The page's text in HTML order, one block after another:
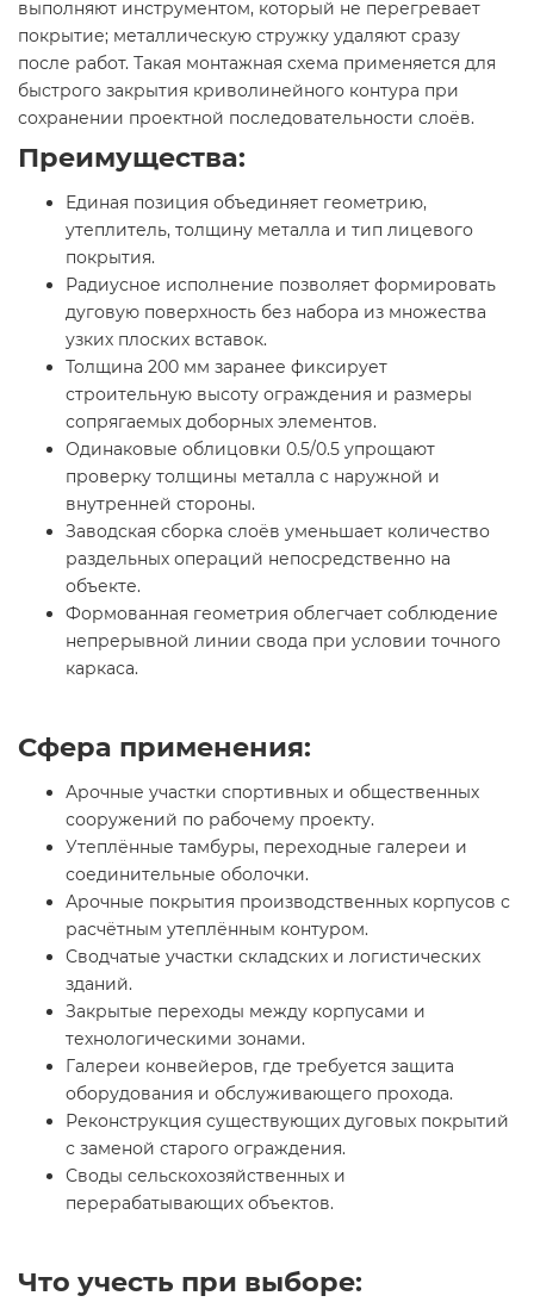
выполняют инструментом, который не перегревает
покрытие; металлическую стружку удаляют сразу
после работ. Такая монтажная схема применяется для
быстрого закрытия криволинейного контура при
сохранении проектной последовательности слоёв.
Преимущества:
Единая позиция объединяет геометрию,
утеплитель, толщину металла и тип лицевого
покрытия.
Радиусное исполнение позволяет формировать
дуговую поверхность без набора из множества
узких плоских вставок.
Толщина 200 мм заранее фиксирует
строительную высоту ограждения и размеры
сопрягаемых доборных элементов.
Одинаковые облицовки 0.5/0.5 упрощают
проверку толщины металла с наружной и
внутренней стороны.
Заводская сборка слоёв уменьшает количество
раздельных операций непосредственно на
объекте.
Формованная геометрия облегчает соблюдение
непрерывной линии свода при условии точного
каркаса.
Сфера применения:
Арочные участки спортивных и общественных
сооружений по рабочему проекту.
Утеплённые тамбуры, переходные галереи и
соединительные оболочки.
Арочные покрытия производственных корпусов с
расчётным утеплённым контуром.
Сводчатые участки складских и логистических
зданий.
Закрытые переходы между корпусами и
технологическими зонами.
Галереи конвейеров, где требуется защита
оборудования и обслуживающего прохода.
Реконструкция существующих дуговых покрытий
с заменой старого ограждения.
Своды сельскохозяйственных и
перерабатывающих объектов.
Что учесть при выборе: